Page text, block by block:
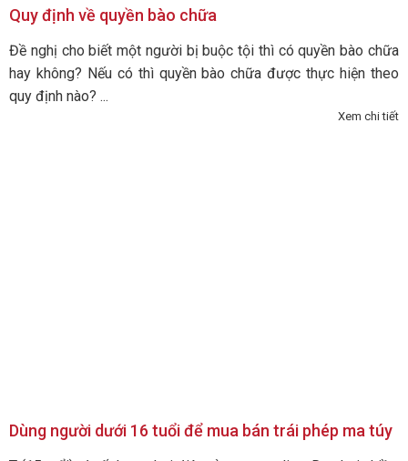
Quy định về quyền bào chữa
Đề nghị cho biết một người bị buộc tội thì có quyền bào chữa
hay không? Nếu có thì quyền bào chữa được thực hiện theo
quy định nào? ...
Xem chi tiết
Dùng người dưới 16 tuổi để mua bán trái phép ma túy